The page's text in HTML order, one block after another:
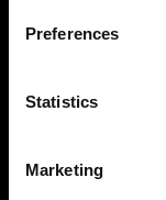
Preferences
Statistics
Marketing
Cyprus